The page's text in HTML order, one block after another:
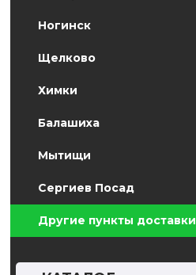
Ногинск
Щелково
Химки
Балашиха
Мытищи
Сергиев Посад
Другие пункты доставки